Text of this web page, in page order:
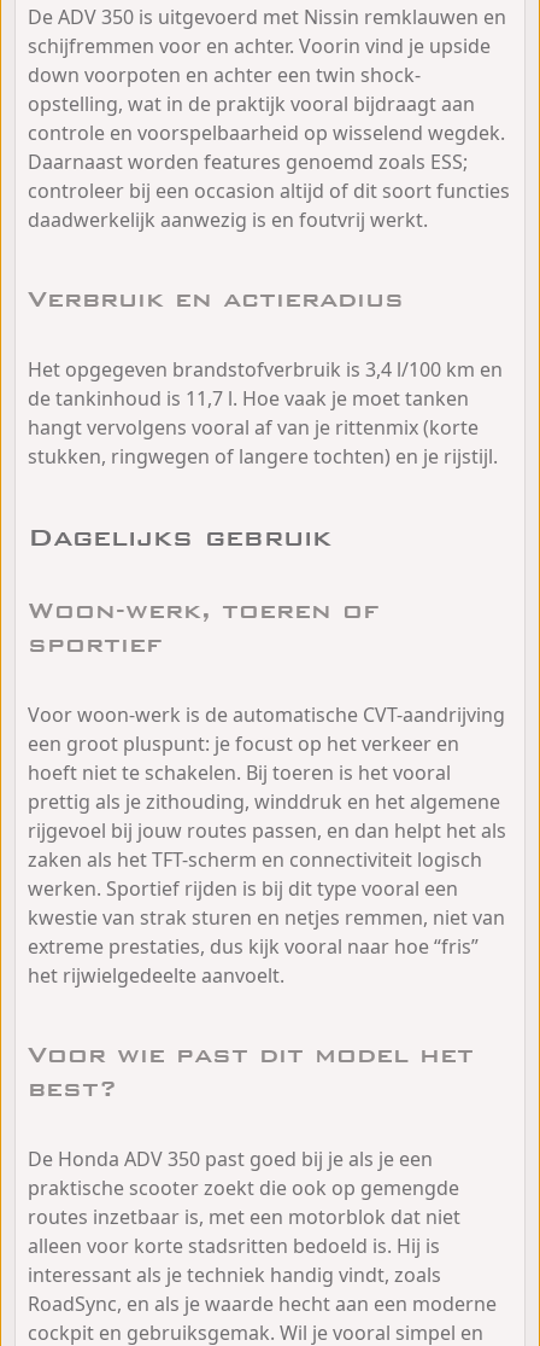
De ADV 350 is uitgevoerd met Nissin remklauwen en
schijfremmen voor en achter. Voorin vind je upside
down voorpoten en achter een twin shock-
opstelling, wat in de praktijk vooral bijdraagt aan
controle en voorspelbaarheid op wisselend wegdek.
Daarnaast worden features genoemd zoals ESS;
controleer bij een occasion altijd of dit soort functies
daadwerkelijk aanwezig is en foutvrij werkt.
Verbruik en actieradius
Het opgegeven brandstofverbruik is 3,4 l/100 km en
de tankinhoud is 11,7 l. Hoe vaak je moet tanken
hangt vervolgens vooral af van je rittenmix (korte
stukken, ringwegen of langere tochten) en je rijstijl.
Dagelijks gebruik
Woon-werk, toeren of
sportief
Voor woon-werk is de automatische CVT-aandrijving
een groot pluspunt: je focust op het verkeer en
hoeft niet te schakelen. Bij toeren is het vooral
prettig als je zithouding, winddruk en het algemene
rijgevoel bij jouw routes passen, en dan helpt het als
zaken als het TFT-scherm en connectiviteit logisch
werken. Sportief rijden is bij dit type vooral een
kwestie van strak sturen en netjes remmen, niet van
extreme prestaties, dus kijk vooral naar hoe “fris”
het rijwielgedeelte aanvoelt.
Voor wie past dit model het
best?
De Honda ADV 350 past goed bij je als je een
praktische scooter zoekt die ook op gemengde
routes inzetbaar is, met een motorblok dat niet
alleen voor korte stadsritten bedoeld is. Hij is
interessant als je techniek handig vindt, zoals
RoadSync, en als je waarde hecht aan een moderne
cockpit en gebruiksgemak. Wil je vooral simpel en